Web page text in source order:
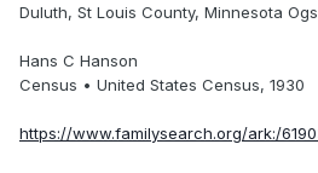
Duluth, St Louis County, Minnesota
Hans C Hanson
Census • United States Census, 1930
https://www.familysearch.org/ark:/